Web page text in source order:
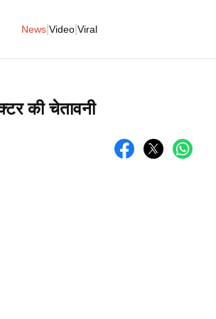
News Video Viral
की चेतावनी